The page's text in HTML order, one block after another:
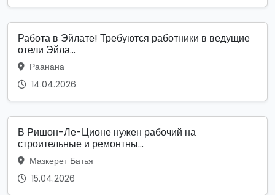
Работа в Эйлате! Требуются работники в ведущие
отели Эйла...
Раанана
14.04.2026
В Ришон-Ле-Ционе нужен рабочий на
строительные и ремонтны...
Мазкерет Батья
15.04.2026